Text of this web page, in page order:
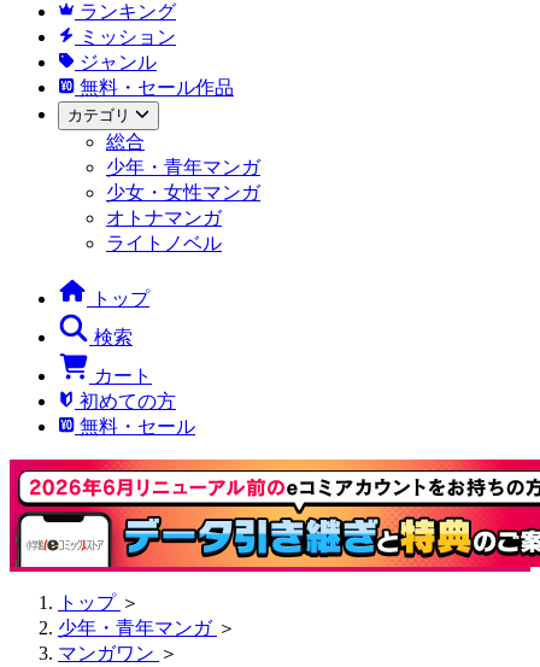
ランキング
ミッション
ジャンル
無料・セール作品
カテゴリ
総合
少年・青年マンガ
少女・女性マンガ
オトナマンガ
ライトノベル
トップ
検索
カート
初めての方
無料・セール
トップ ＞
少年・青年マンガ ＞
マンガワン ＞